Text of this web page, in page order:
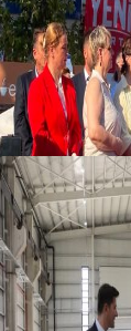
Yeni Parti
06 Ağustos 2026